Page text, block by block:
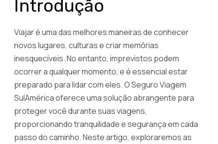
Introdução
Viajar é uma das melhores maneiras de conhecer
novos lugares, culturas e criar memórias
inesquecíveis. No entanto, imprevistos podem
ocorrer a qualquer momento, e é essencial estar
preparado para lidar com eles. O Seguro Viagem
SulAmérica oferece uma solução abrangente para
proteger você durante suas viagens,
proporcionando tranquilidade e segurança em cada
passo do caminho. Neste artigo, exploraremos as